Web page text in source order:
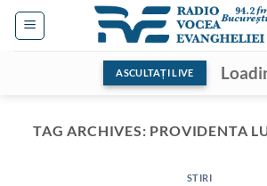
Skip
ASCULTAȚI LIVE
TAG ARCHIVES: PROVIDENTA
STIRI